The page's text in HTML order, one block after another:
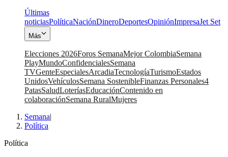
Últimas
noticiasPolíticaNaciónDineroDeportesOpiniónImpresaJet Set
Más
Elecciones 2026Foros SemanaMejor ColombiaSemana
PlayMundoConfidencialesSemana
TVGenteEspecialesArcadiaTecnologíaTurismoEstados
UnidosVehículosSemana SostenibleFinanzas Personales4
PatasSaludLoteríasEducaciónContenido en
colaboraciónSemana RuralMujeres
Semana|
Política
Política